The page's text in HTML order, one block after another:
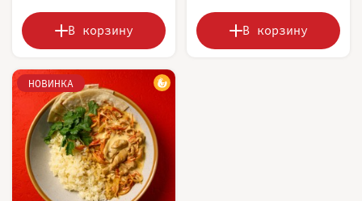
В корзину В корзину
НОВИНКА